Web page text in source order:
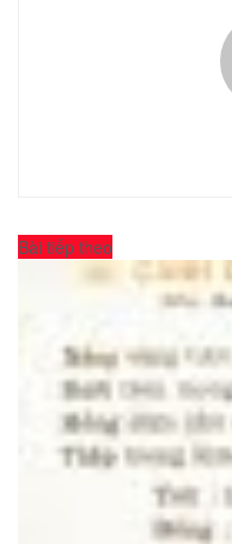
Bài tiếp theo